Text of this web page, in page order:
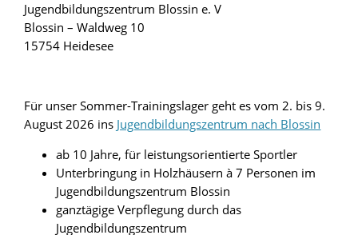
Jugendbildungszentrum Blossin e. V
Blossin – Waldweg 10
15754 Heidesee
Für unser Sommer-Trainingslager geht es vom 2. bis 9.
August 2026 ins Jugendbildungszentrum nach Blossin
ab 10 Jahre, für leistungsorientierte Sportler
Unterbringung in Holzhäusern à 7 Personen im
Jugendbildungszentrum Blossin
ganztägige Verpflegung durch das
Jugendbildungszentrum